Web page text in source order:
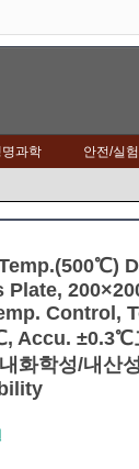
과학 안전/실
Plate,
Control,
Accu. ±0.3℃
화학성/내산